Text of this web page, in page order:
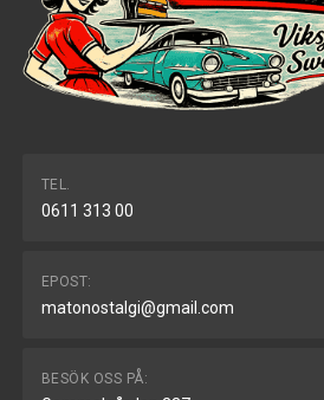
TEL.
0611 313 00
EPOST:
matonostalgi@gmail.com
BESÖK OSS PÅ: